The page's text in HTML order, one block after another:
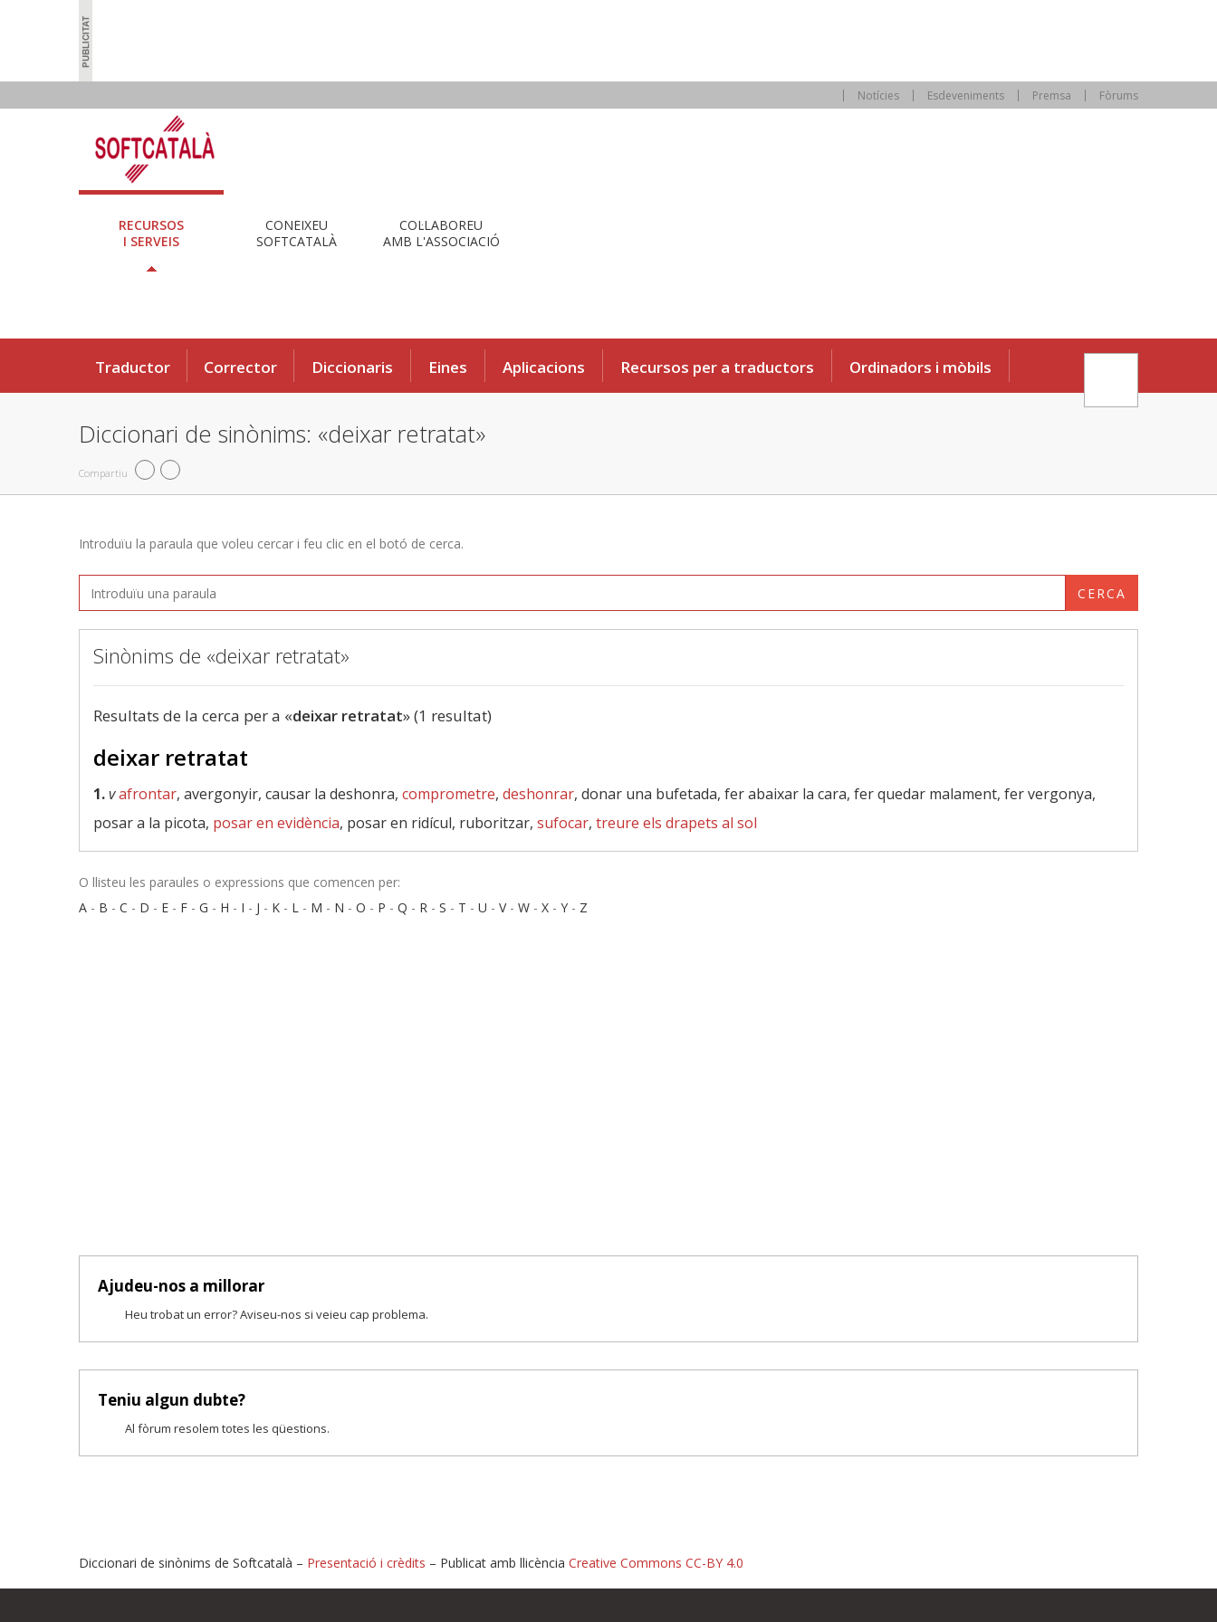
Notícies Esdeveniments Premsa Fòrums
RECURSOS
I SERVEIS
CONEIXEU
SOFTCATALÀ
COL·LABOREU
AMB L'ASSOCIACIÓ
Traductor Corrector Diccionaris Eines Aplicacions Recursos per a traductors Ordinadors i mòbils
Diccionari de sinònims: «deixar retratat»
Compartiu
Introduïu la paraula que voleu cercar i feu clic en el botó de cerca.
CERCA
Sinònims de «deixar retratat»
Resultats de la cerca per a «deixar retratat» (1 resultat)
deixar retratat
1.vafrontar, avergonyir, causar la deshonra, comprometre, deshonrar, donar una bufetada, fer abaixar la cara, fer quedar malament, fer vergonya,
posar a la picota, posar en evidència, posar en ridícul, ruboritzar, sufocar, treure els drapets al sol
O llisteu les paraules o expressions que comencen per:
A - B - C - D - E - F - G - H - I - J - K - L - M - N - O - P - Q - R - S - T - U - V- W - X - Y - Z
Ajudeu-nos a millorar
Heu trobat un error? Aviseu-nos si veieu cap problema.
Teniu algun dubte?
Al fòrum resolem totes les qüestions.
Diccionari de sinònims de Softcatalà – Presentació i crèdits – Publicat amb llicència Creative Commons CC-BY 4.0